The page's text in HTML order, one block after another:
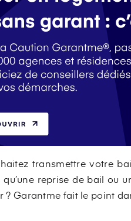
transmettre votre
qu’une reprise de bail
? Garantme fait le point